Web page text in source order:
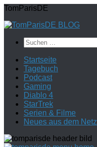
Zum
springen
TomParisDE
Suchen
nach:
Startseite
Tagebuch
Podcast
Gaming
Diablo 4
StarTrek
Serien & Filme
Neues aus dem Netz